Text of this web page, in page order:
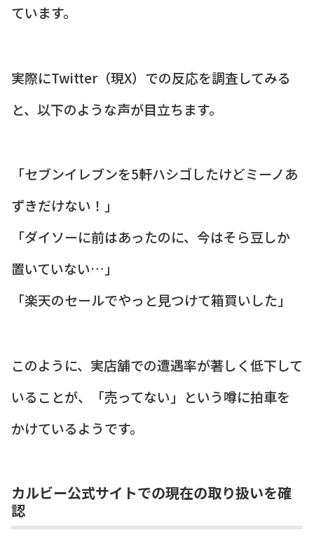
ています。
実際にTwitter（現X）での反応を調査してみる
と、以下のような声が目立ちます。
「セブンイレブンを5軒ハシゴしたけどミーノあ
ずきだけない！」
「ダイソーに前はあったのに、今はそら豆しか
置いていない…」
「楽天のセールでやっと見つけて箱買いした」
このように、実店舗での遭遇率が著しく低下して
いることが、「売ってない」という噂に拍車を
かけているようです。
カルビー公式サイトでの現在の取り扱いを確
認